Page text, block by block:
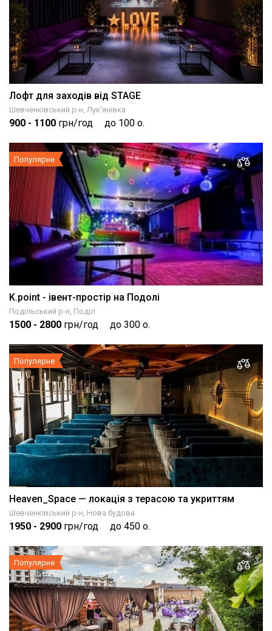
Лофт для заходів від STAGE
Шевченківський р-н, Лук'янівка
900 - 1100 грн/год до 100 о.
Популярне
K.point - івент-простір на Подолі
Подільський р-н, Поділ
1500 - 2800 грн/год до 300 о.
Популярне
Heaven_Space — локація з терасою та укриттям
Шевченківський р-н, Нова будова
1950 - 2900 грн/год до 450 о.
Популярне